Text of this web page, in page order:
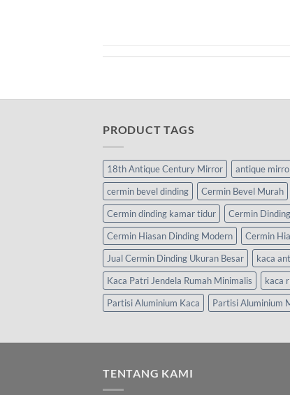
PRODUCT TAGS
18th Antique Century Mirror antique
cermin bevel dinding
Cermin Bevel Murah
Cermin dinding kamar tidur
Cermin
Cermin Hiasan Dinding Modern
Cermin
Jual Cermin Dinding Ukuran Besar
kaca
Kaca Patri Jendela Rumah Minimalis
kaca
Partisi Aluminium Kaca
Partisi Aluminium
TENTANG KAMI